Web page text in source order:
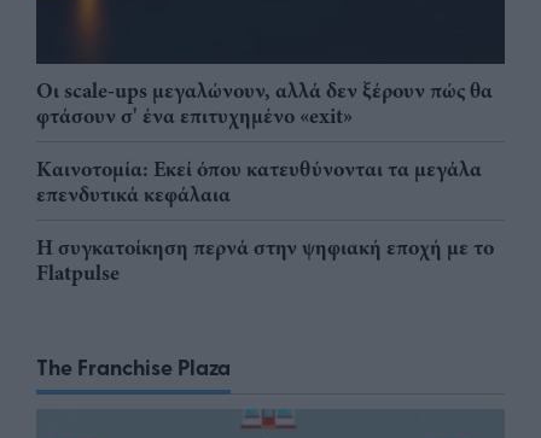
Οι scale-ups μεγαλώνουν, αλλά δεν ξέρουν πώς θα
φτάσουν σ' ένα επιτυχημένο «exit»
Καινοτομία: Εκεί όπου κατευθύνονται τα μεγάλα
επενδυτικά κεφάλαια
Η συγκατοίκηση περνά στην ψηφιακή εποχή με το
Flatpulse
The Franchise Plaza